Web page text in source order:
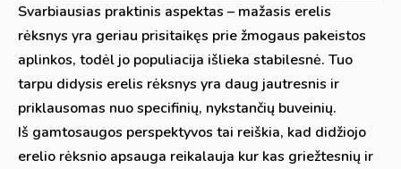
Svarbiausias praktinis aspektas – mažasis erelis
rėksnys yra geriau prisitaikęs prie žmogaus pakeistos
aplinkos, todėl jo populiacija išlieka stabilesnė. Tuo
tarpu didysis erelis rėksnys yra daug jautresnis ir
priklausomas nuo specifinių, nykstančių buveinių.
Iš gamtosaugos perspektyvos tai reiškia, kad didžiojo
erelio rėksnio apsauga reikalauja kur kas griežtesnių ir